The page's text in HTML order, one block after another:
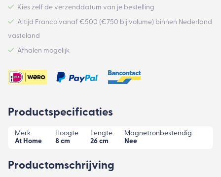
Productspecificaties
Merk
At Home
Hoogte
8 cm
Lengte
26 cm
Magnetronbestendig
Nee
Productomschrijving
Kies zelf de verzenddatum van je bestelling
Altijd Franco vanaf €500 (€750 bij volume) binnen Nederland
vasteland
Afhalen mogelijk